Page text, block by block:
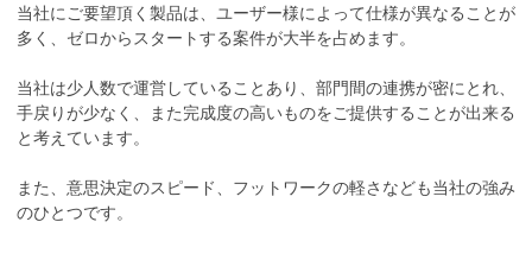
当社にご要望頂く製品は、ユーザー様によって仕様が異なることが
多く、ゼロからスタートする案件が大半を占めます。
当社は少人数で運営していることあり、部門間の連携が密にとれ、
手戻りが少なく、また完成度の高いものをご提供することが出来る
と考えています。
また、意思決定のスピード、フットワークの軽さなども当社の強み
のひとつです。